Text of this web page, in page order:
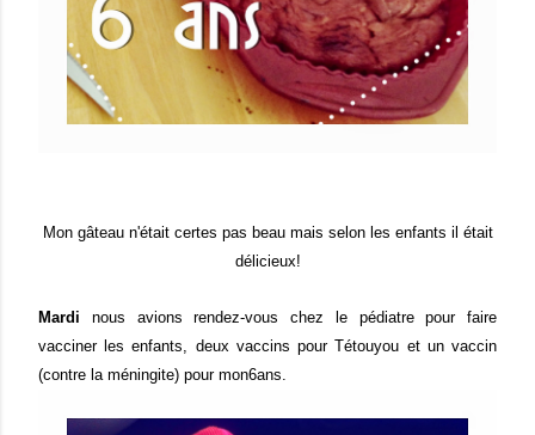
Mon gâteau n'était certes pas beau mais selon les enfants il était
délicieux!
Mardi nous avions rendez-vous chez le pédiatre pour faire
vacciner les enfants, deux vaccins pour Tétouyou et un vaccin
(contre la méningite) pour mon6ans.